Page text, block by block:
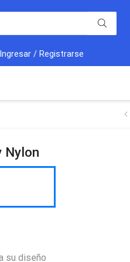
Ingresar / Registrarse
Nylon
su diseño